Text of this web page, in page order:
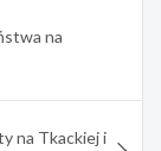
na
na Tkackiej i